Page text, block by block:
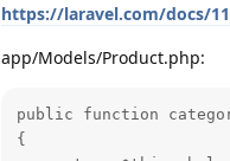
https://laravel.com/docs/
app/Models/Product.php:
public function
{